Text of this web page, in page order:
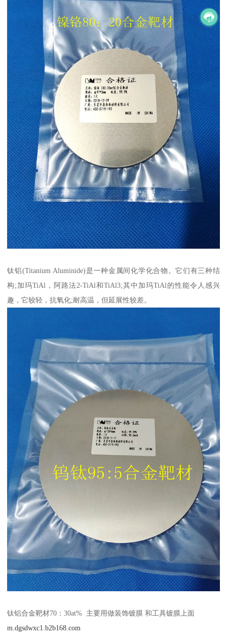
钛铝(Titanium Aluminide)是一种金属间化学化合物。它们有三种结
构;加玛TiAl，阿路法2-TiAl和TiAl3;其中加玛TiAl的性能令人感兴
趣，它较轻，抗氧化;耐高温，但延展性较差。
钛铝合金靶材70：30at% 主要用做装饰镀膜 和工具镀膜上面
m.dgsdwxc1.b2b168.com